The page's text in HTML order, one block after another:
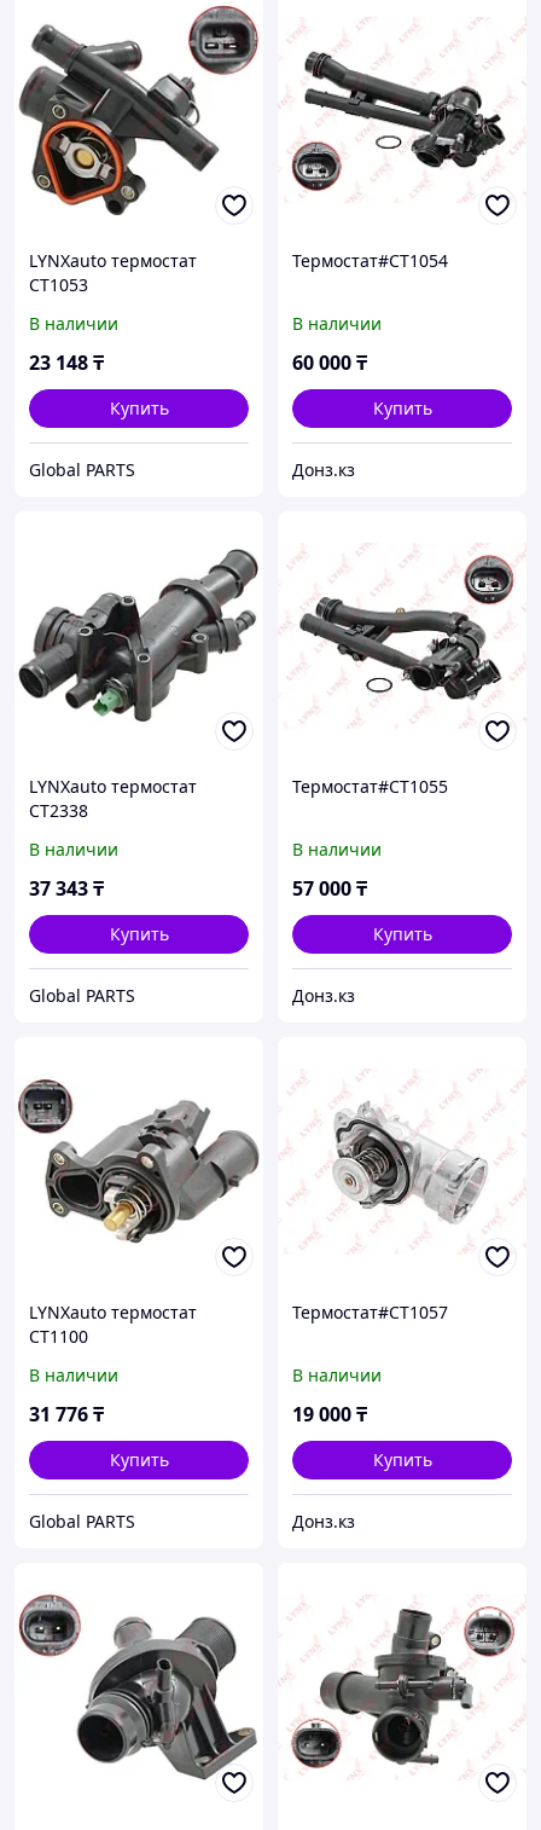
LYNXauto термостат
CT1053
В наличии
23 148₸
Купить
Global PARTS
Термостат#CT1054
В наличии
60 000₸
Купить
Донз.кз
LYNXauto термостат
CT2338
В наличии
37 343₸
Купить
Global PARTS
Термостат#CT1055
В наличии
57 000₸
Купить
Донз.кз
LYNXauto термостат
CT1100
В наличии
31 776₸
Купить
Global PARTS
Термостат#CT1057
В наличии
19 000₸
Купить
Донз.кз